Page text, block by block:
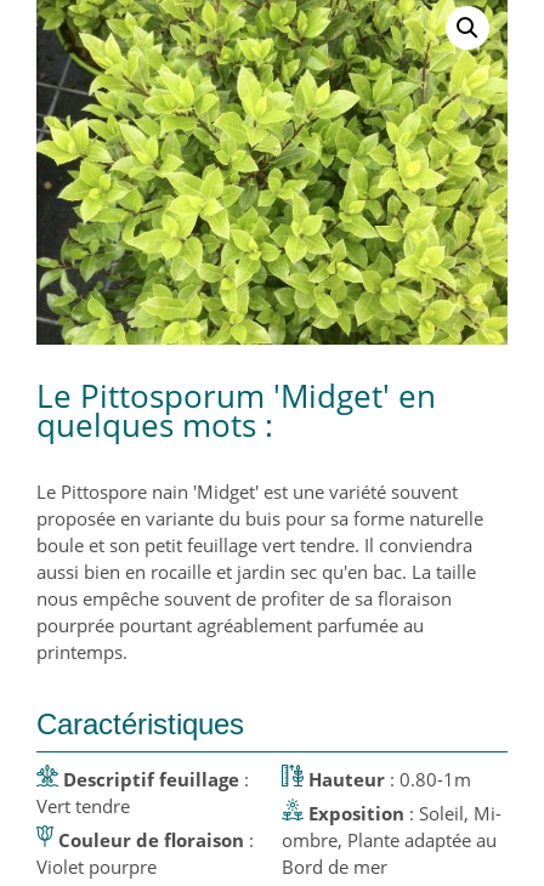
Le Pittosporum 'Midget' en
quelques mots :
Le Pittospore nain 'Midget' est une variété souvent
proposée en variante du buis pour sa forme naturelle
boule et son petit feuillage vert tendre. Il conviendra
aussi bien en rocaille et jardin sec qu'en bac. La taille
nous empêche souvent de profiter de sa floraison
pourprée pourtant agréablement parfumée au
printemps.
Caractéristiques
Descriptif feuillage :
Vert tendre
Couleur de floraison :
Violet pourpre
Hauteur: 0.80-1m
Exposition : Soleil, Mi-
ombre, Plante adaptée au
Bord de mer